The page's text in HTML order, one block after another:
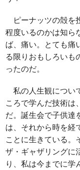
ピーナッツの殻を
程度いるのかは知ら
ば、痛い。とても痛
る限りおもしろいも
ったのだ。
私の人生観につい
ころで学んだ技術は
だ。誕生会で子供達
は、それから時を経
ことに生きている。
ザ・ギャザリングに
り、私は今までに学